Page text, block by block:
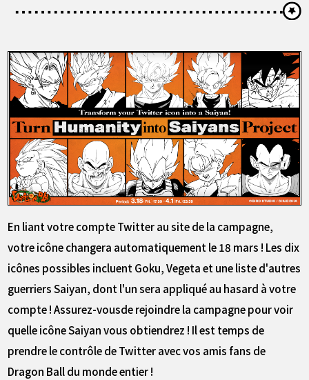
En liant votre compte Twitter au site de la campagne,
votre icône changera automatiquement le 18 mars ! Les dix
icônes possibles incluent Goku, Vegeta et une liste d'autres
guerriers Saiyan, dont l'un sera appliqué au hasard à votre
compte ! Assurez-vousde rejoindre la campagne pour voir
quelle icône Saiyan vous obtiendrez ! Il est temps de
prendre le contrôle de Twitter avec vos amis fans de
Dragon Ball du monde entier !